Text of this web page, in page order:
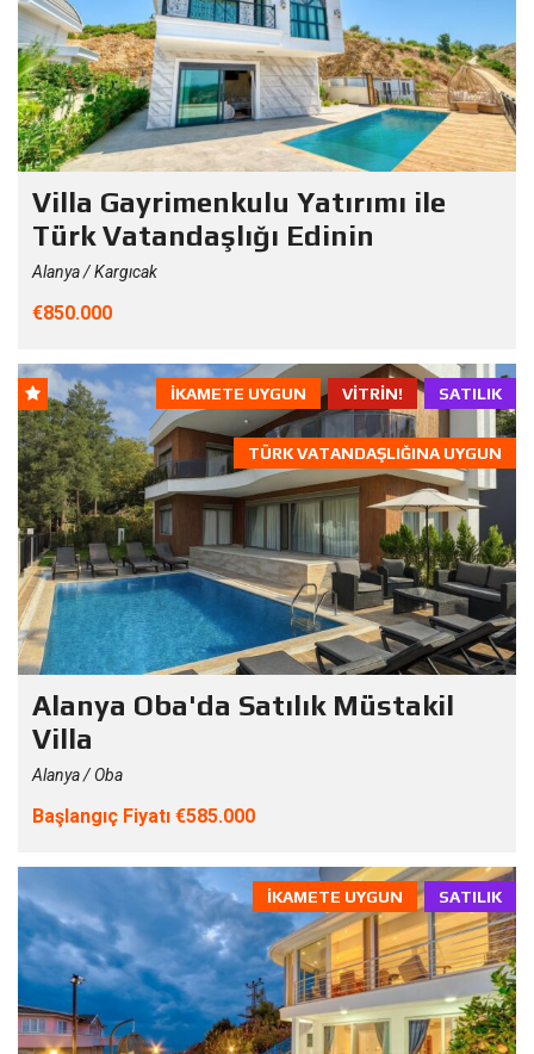
Villa Gayrimenkulu Yatırımı ile
Türk Vatandaşlığı Edinin
Alanya / Kargıcak
€850.000
SATILIK
VITRIN!
İKAMETE UYGUN
TÜRK VATANDAŞLIĞINA UYGUN
Alanya Oba'da Satılık Müstakil
Villa
Alanya / Oba
Başlangıç Fiyatı €585.000
SATILIK
İKAMETE UYGUN